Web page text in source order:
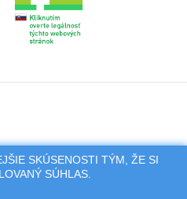
SKÚSENOSTI TÝM, ŽE SI
SÚHLAS.